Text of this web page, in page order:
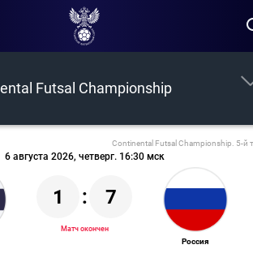
Futsal Championship
6 августа 2026, четверг. 16:30 мск
Continental Futsal Championship. 5-й
1 : 7
Матч окончен
Россия